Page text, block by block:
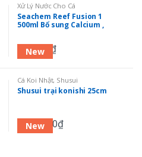
New
Xử Lý Nước Cho Cá
Seachem Reef Fusion 1
500ml Bổ sung Calcium ,
Molybderum
350.000 ₫
New
Cá Koi Nhật, Shusui
Shusui trại konishi 25cm
1.800.000₫